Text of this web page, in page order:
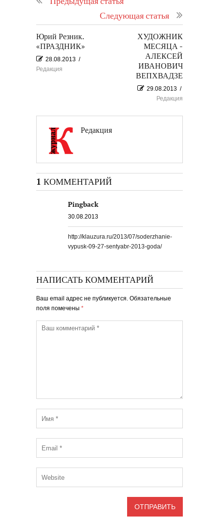
Следующая статья
Юрий Резник.
«ПРАЗДНИК»
28.08.2013 /
Редакция
ХУДОЖНИК
МЕСЯЦА -
АЛЕКСЕЙ
ИВАНОВИЧ
ВЕПХВАДЗЕ
29.08.2013 /
Редакция
Редакция
1 КОММЕНТАРИЙ
Pingback
30.08.2013
http://klauzura.ru/2013/07/soderzhanie-
vypusk-09-27-sentyabr-2013-goda/
НАПИСАТЬ КОММЕНТАРИЙ
Ваш email адрес не публикуется. Обязательные
поля помечены *